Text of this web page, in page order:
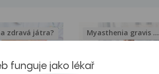
zdravá játra? Myasthenia gravis – vše, co...
funguje jako lékař